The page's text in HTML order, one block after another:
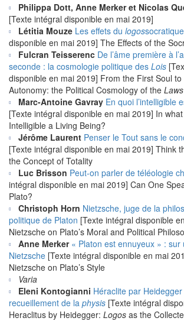
Philippa Dott, Anne Merker et Nicolas
[Texte intégral disponible en mai 2019]
Létitia Mouze Les effets du logossocratique
disponible en mai 2019] The Effects of the
Fulcran Teisserenc De l’âme première à
seconde : la cosmologie politique des Lois
disponible en mai 2019] From the First Soul to
Autonomy: the Political Cosmology of the Laws
Marc-Antoine Gavray En quoi l’intelligible
[Texte intégral disponible en mai 2019] In
Intelligible a Living Being?
Jérôme Laurent Penser le Tout sans le
[Texte intégral disponible en mai 2019] Think
the Concept of Totality
Luc Brisson Peut-on parler de téléologie
intégral disponible en mai 2019] Can One
Plato?
Christoph Horn Nietzsche, juge de la
politique de Platon [Texte intégral disponible
Nietzsche on Plato’s Moral and Political
Anne Merker « Platon est ennuyeux » : sur
Nietzsche [Texte intégral disponible en mai
Nietzsche on Plato’s Style
Varia
Eleni Kontogianni Héraclite par
recueillement de la physis [Texte intégral
Heraclitus by Heidegger: Logos as the